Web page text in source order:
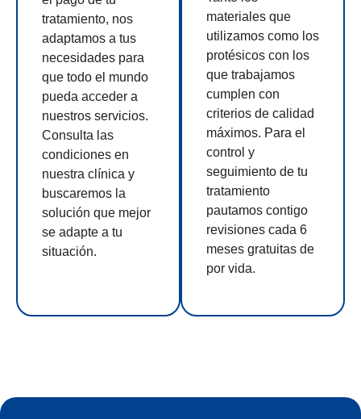
tratamiento, nos
adaptamos a tus
necesidades para
que todo el mundo
pueda acceder a
nuestros servicios.
Consulta las
condiciones en
nuestra clínica y
buscaremos la
solución que mejor
se adapte a tu
situación.
materiales que
utilizamos como los
protésicos con los
que trabajamos
cumplen con
criterios de calidad
máximos. Para el
control y
seguimiento de tu
tratamiento
pautamos contigo
revisiones cada 6
meses gratuitas de
por vida.